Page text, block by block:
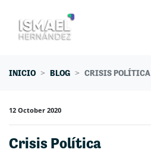
INICIO BLOG CRISIS POLÍTICA
12 October 2020
Crisis Política